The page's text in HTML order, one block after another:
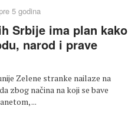
5 godina
Srbije ima plan kako
narod i prave
Zelene stranke nailaze na
zbog načina na koji se bave
...